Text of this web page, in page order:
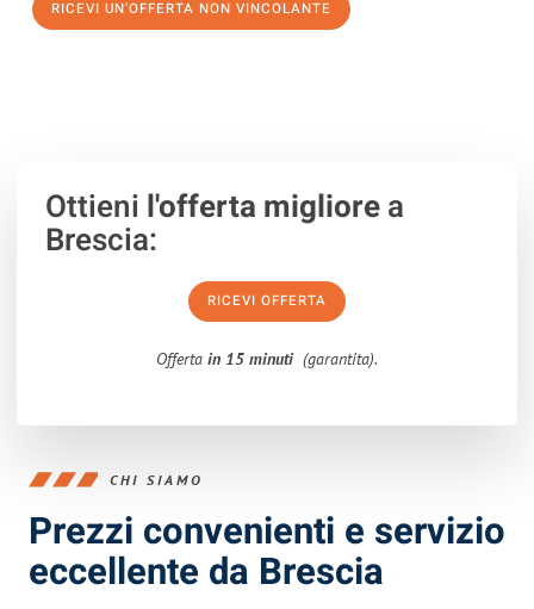
RICEVI UN'OFFERTA NON VINCOLANTE
Ottieni l'offerta migliorea
Brescia:
RICEVI OFFERTA
Offerta in 15 minuti (garantita).
CHI SIAMO
Prezzi convenienti e servizio
eccellente da Brescia